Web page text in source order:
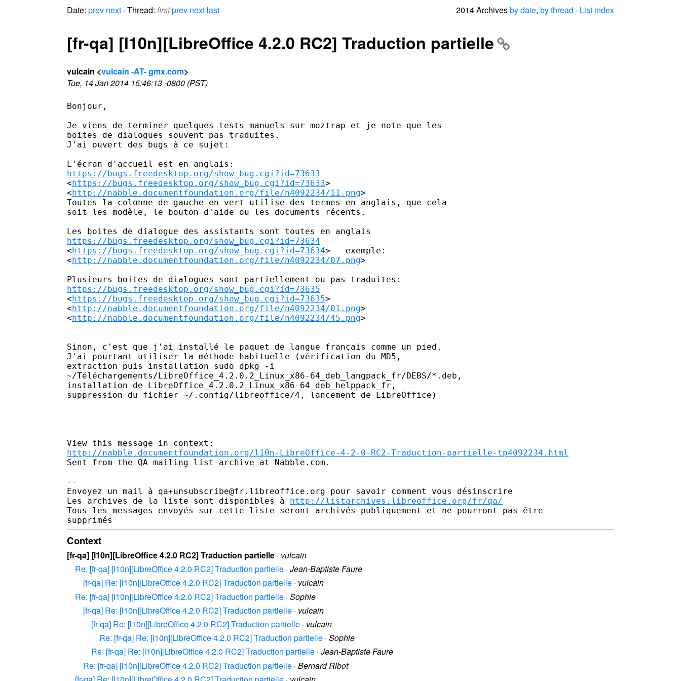
Date: prev next · Thread: firstprev next last 2014 Archivesby date, by thread · List index
[fr-qa] [l10n][LibreOffice 4.2.0 RC2] Traduction partielle
vulcain <vulcain -AT- gmx.com>
Tue, 14 Jan 2014 15:46:13 -0800 (PST)
Bonjour,
Je viens de terminer quelques tests manuels sur moztrap et je note que les
boites de dialogues souvent pas traduites.
J'ai ouvert des bugs à ce sujet:
https://bugs.freedesktop.org/show_bug.cgi?id=73633
<https://bugs.freedesktop.org/show_bug.cgi?id=73633>
<http://nabble.documentfoundation.org/file/n4092234/11.png>
Toutes la colonne de gauche en vert utilise des termes en anglais, que cela
soit les modèle, le bouton d'aide ou les documents récents.
https://bugs.freedesktop.org/show_bug.cgi?id=73634
<https://bugs.freedesktop.org/show_bug.cgi?id=73634>   exemple:
<http://nabble.documentfoundation.org/file/n4092234/07.png>
https://bugs.freedesktop.org/show_bug.cgi?id=73635
<https://bugs.freedesktop.org/show_bug.cgi?id=73635>
<http://nabble.documentfoundation.org/file/n4092234/01.png>
<http://nabble.documentfoundation.org/file/n4092234/45.png>
Sinon, c'est que j'ai installé le paquet de langue français comme un pied.
J'ai pourtant utiliser la méthode habituelle (vérification du MD5,
extraction puis installation sudo dpkg -i
~/Téléchargements/LibreOffice_4.2.0.2_Linux_x86-64_deb_langpack_fr/DEBS/*.deb,
installation de LibreOffice_4.2.0.2_Linux_x86-64_deb_helppack_fr,
suppression du fichier ~/.config/libreoffice/4, lancement de LibreOffice)
--
http://nabble.documentfoundation.org/l10n-LibreOffice-4-2-0-RC2-Traduction-partielle-tp4092234.html
Sent from the QA mailing list archive at Nabble.com.
--
Envoyez un mail à qa+unsubscribe@fr.libreoffice.org pour savoir comment vous désinscrire
Les archives de la liste sont disponibles à http://listarchives.libreoffice.org/fr/qa/
Tous les messages envoyés sur cette liste seront archivés publiquement et ne pourront pas être
Context
[fr-qa] [l10n][LibreOffice 4.2.0 RC2] Traduction partielle · vulcain
Re: [fr-qa] [l10n][LibreOffice 4.2.0 RC2] Traduction partielle · Jean-Baptiste Faure
[fr-qa] Re: [l10n][LibreOffice 4.2.0 RC2] Traduction partielle · vulcain
Re: [fr-qa] [l10n][LibreOffice 4.2.0 RC2] Traduction partielle · Sophie
[fr-qa] Re: [l10n][LibreOffice 4.2.0 RC2] Traduction partielle · vulcain
[fr-qa] Re: [l10n][LibreOffice 4.2.0 RC2] Traduction partielle · vulcain
Re: [fr-qa] Re: [l10n][LibreOffice 4.2.0 RC2] Traduction partielle · Sophie
Re: [fr-qa] Re: [l10n][LibreOffice 4.2.0 RC2] Traduction partielle · Jean-Baptiste Faure
Re: [fr-qa] [l10n][LibreOffice 4.2.0 RC2] Traduction partielle · Bernard Ribot